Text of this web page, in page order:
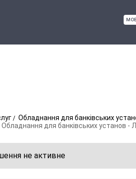
Обладнання для банківських
Обладнання для банківських установ -
не активне